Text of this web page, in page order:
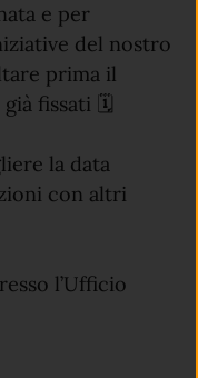
e per
del nostro
prima il
fissati 🗓️
la data
con altri
l’Ufficio
scheda).